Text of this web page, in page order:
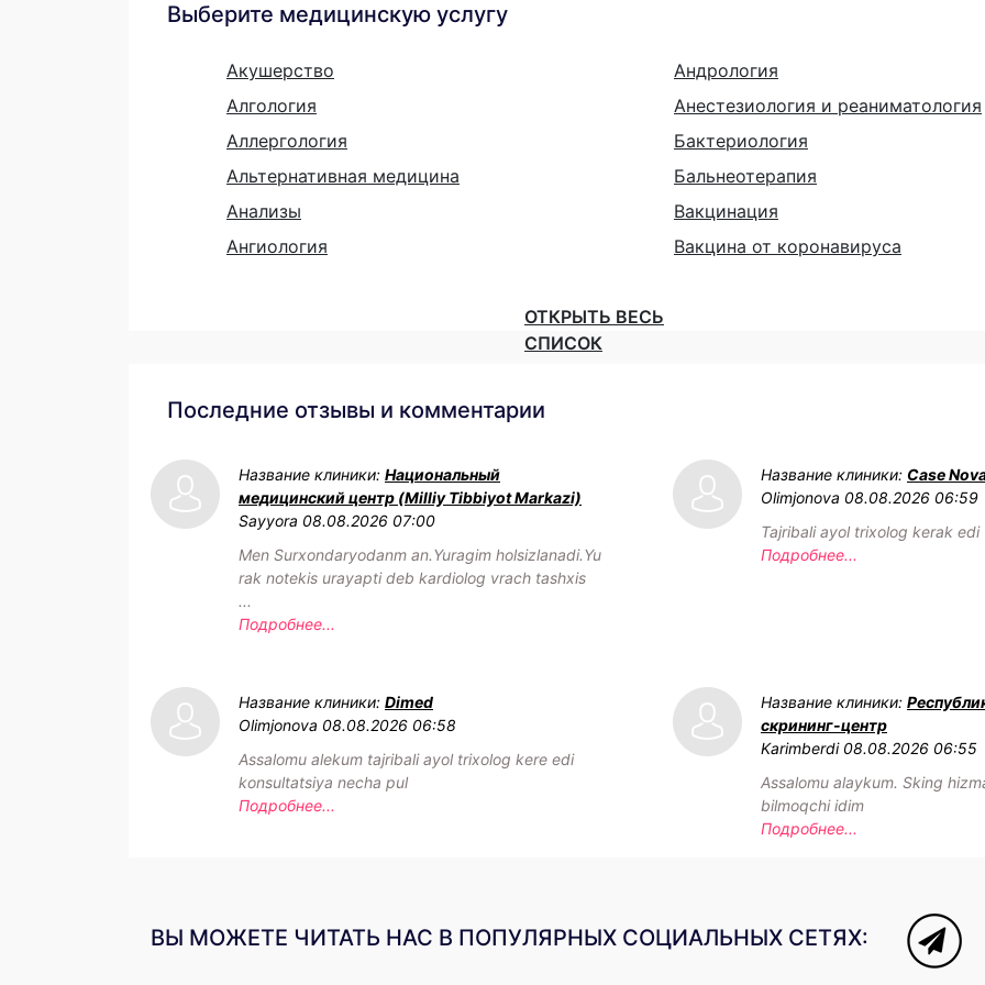
Выберите медицинскую услугу
Акушерство
Алгология
Аллергология
Альтернативная медицина
Анализы
Ангиология
Андрология
Анестезиология и реаниматология
Бактериология
Бальнеотерапия
Вакцинация
Вакцина от коронавируса
ОТКРЫТЬ ВЕСЬ
СПИСОК
Последние отзывы и комментарии
Название клиники: Национальный
медицинский центр (Milliy Tibbiyot Markazi)
Sayyora 08.08.2026 07:00
Men Surxondaryodanm an.Yuragim holsizlanadi.Yu
rak notekis urayapti deb kardiolog vrach tashxis
...
Подробнее...
Название клиники: Case
Olimjonova 08.08.2026 06:59
Tajribali ayol trixolog kerak edi
Подробнее...
Название клиники: Dimed
Olimjonova 08.08.2026 06:58
Assalomu alekum tajribali ayol trixolog kere edi
konsultatsiya necha pul
Подробнее...
Название клиники:
скрининг-центр
Karimberdi 08.08.2026 06:55
Assalomu alaykum. Sking
bilmoqchi idim
Подробнее...
ВЫ МОЖЕТЕ ЧИТАТЬ НАС В ПОПУЛЯРНЫХ СОЦИАЛЬНЫХ СЕТЯХ: